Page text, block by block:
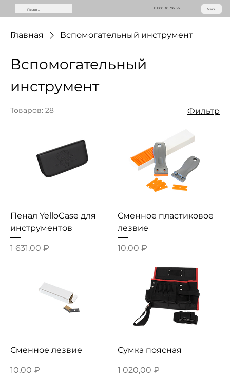
8 800 301 96 56 Menu
Главная Вспомогательный инструмент
Вспомогательный
инструмент
Товаров: 28 Фильтр
Пенал YelloCase для
инструментов
Цена
1 631,00 ₽
Сменное пластиковое
лезвие
Цена
10,00 ₽
Сменное лезвие
Цена
10,00 ₽
Сумка поясная
Цена
1 020,00 ₽